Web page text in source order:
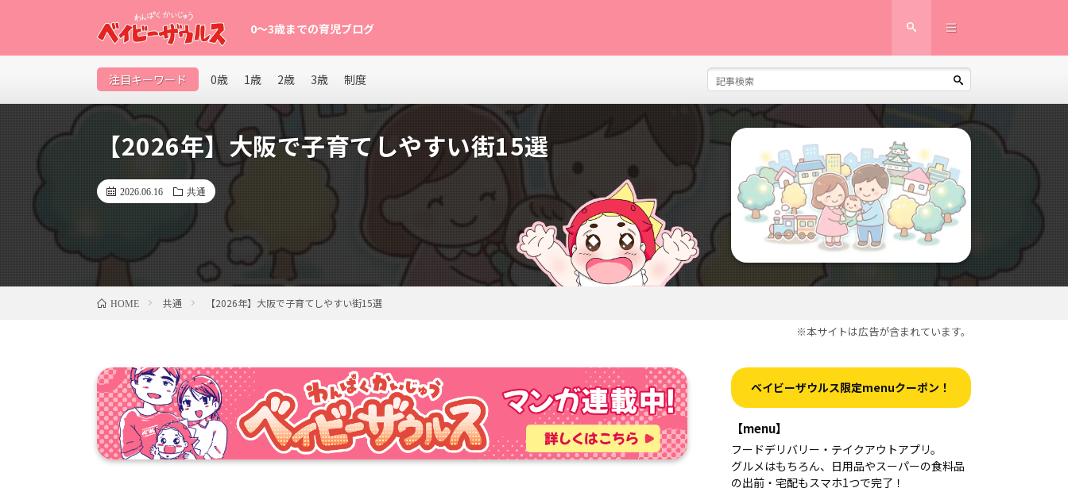
0〜3歳の赤ちゃん・幼児を育てるパパママ向け育児ブログ。月齢別の発達目安、離乳食レシピ、寝かしつけのコツ、育児グッズレビュー
0〜3歳までの育児ブログ
注目キーワード 0歳 1歳 2歳 3歳 制度
【2026年】大阪で子育てしやすい街15選
2026.06.16 共通
HOME 共通 【2026年】大阪で子育てしやすい街15選
※本サイトは広告が含まれています。
ベイビーザウルス限定menuクーポン！
【menu】
フードデリバリー・テイクアウトアプリ。
グルメはもちろん、日用品やスーパーの食料品
の出前・宅配もスマホ1つで完了！